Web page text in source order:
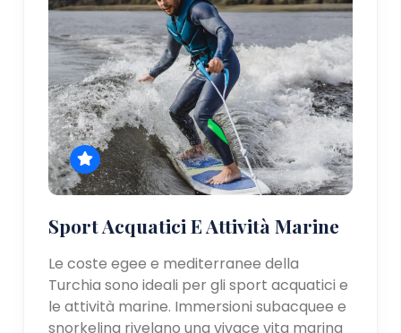
Sport Acquatici E Attività Marine
Le coste egee e mediterranee della
Turchia sono ideali per gli sport acquatici e
le attività marine. Immersioni subacquee e
snorkeling rivelano una vivace vita marina